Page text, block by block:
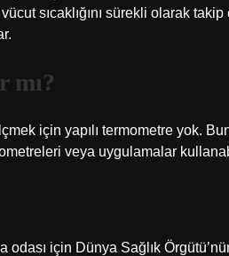
sıcaklığını sürekli olarak takip
mı?
için yapılı termometre yok.
veya uygulamalar
odası için Dünya Sağlık